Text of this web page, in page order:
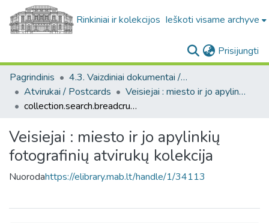
Rinkiniai ir kolekcijos Ieškoti visame archyve
Prisijungti
Pagrindinis
4.3. Vaizdiniai dokumentai / Visual documents
Atvirukai / Postcards
Veisiejai : miesto ir jo apylinkių fotografinių atvirukų kolekcija
collection.search.breadcrumbs
Veisiejai : miesto ir jo apylinkių
fotografinių atvirukų kolekcija
Nuorodahttps://elibrary.mab.lt/handle/1/34113